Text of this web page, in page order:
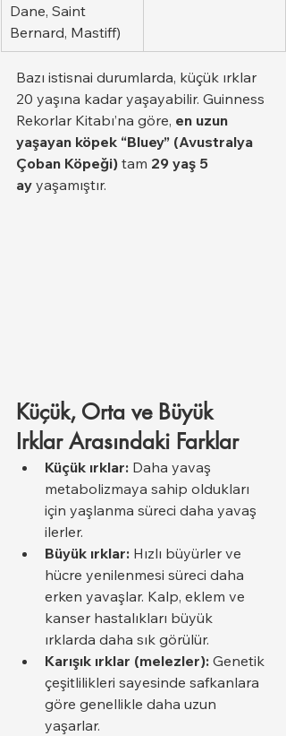
Dane, Saint
Bernard, Mastiff)
Bazı istisnai durumlarda, küçük ırklar
20 yaşına kadar yaşayabilir. Guinness
Rekorlar Kitabı’na göre, en uzun
yaşayan köpek “Bluey” (Avustralya
Çoban Köpeği) tam 29 yaş 5
ay yaşamıştır.
Küçük, Orta ve Büyük
Irklar Arasındaki Farklar
Küçük ırklar: Daha yavaş
metabolizmaya sahip oldukları
için yaşlanma süreci daha yavaş
ilerler.
Büyük ırklar: Hızlı büyürler ve
hücre yenilenmesi süreci daha
erken yavaşlar. Kalp, eklem ve
kanser hastalıkları büyük
ırklarda daha sık görülür.
Karışık ırklar (melezler): Genetik
çeşitlilikleri sayesinde safkanlara
göre genellikle daha uzun
yaşarlar.